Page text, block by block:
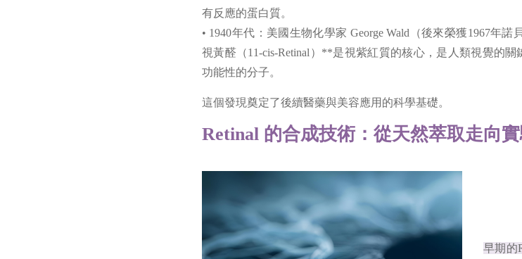
有反應的蛋白質。
• 1940年代：美國生物化學家 George Wald（後來榮獲1967
視黃醛（11-cis-Retinal）**是視紫紅質的核心，是人類視覺的
功能性的分子。
這個發現奠定了後續醫藥與美容應用的科學基礎。
Retinal 的合成技術：從天然萃取走向
早期的